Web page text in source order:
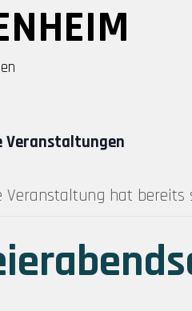
Veranstaltungen
Veranstaltung hat